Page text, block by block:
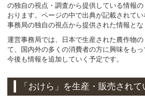
の独自の視点・調査から提供している情報
おります。ページの中で出典が記載されて
事務局の独自の視点から提供された情報とな
運営事務局では、日本で生産された農作物
て、国内外の多くの消費者の方に興味をもっ
今後も情報を追加していく予定です。
「おけら」 を生産・販売されて